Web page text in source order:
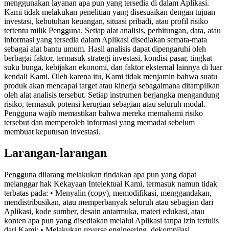
menggunakan layanan apa pun yang tersedia di dalam Aplikasi.
Kami tidak melakukan penelitian yang disesuaikan dengan tujuan
investasi, kebutuhan keuangan, situasi pribadi, atau profil risiko
tertentu milik Pengguna. Setiap alat analisis, perhitungan, data, atau
informasi yang tersedia dalam Aplikasi disediakan semata-mata
sebagai alat bantu umum. Hasil analisis dapat dipengaruhi oleh
berbagai faktor, termasuk strategi investasi, kondisi pasar, tingkat
suku bunga, kebijakan ekonomi, dan faktor eksternal lainnya di luar
kendali Kami. Oleh karena itu, Kami tidak menjamin bahwa suatu
produk akan mencapai target atau kinerja sebagaimana ditampilkan
oleh alat analisis tersebut. Setiap instrumen berjangka mengandung
risiko, termasuk potensi kerugian sebagian atau seluruh modal.
Pengguna wajib memastikan bahwa mereka memahami risiko
tersebut dan memperoleh informasi yang memadai sebelum
membuat keputusan investasi.
Larangan-larangan
Pengguna dilarang melakukan tindakan apa pun yang dapat
melanggar hak Kekayaan Intelektual Kami, termasuk namun tidak
terbatas pada: • Menyalin (copy), memodifikasi, menggandakan,
mendistribusikan, atau memperbanyak seluruh atau sebagian dari
Aplikasi, kode sumber, desain antarmuka, materi edukasi, atau
konten apa pun yang disediakan melalui Aplikasi tanpa izin tertulis